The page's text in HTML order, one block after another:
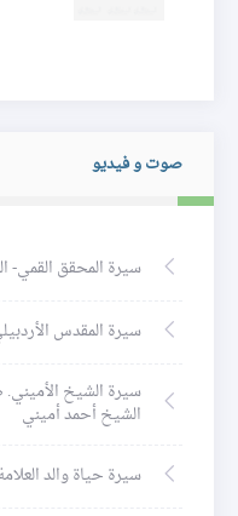
صوت و فيديو
سيرة المحقق القمي-
سيرة المقدس
سيرة الشيخ
الشيخ أحمد أميني
سيرة حياة والد